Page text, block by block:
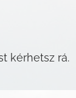
kérhetsz rá.